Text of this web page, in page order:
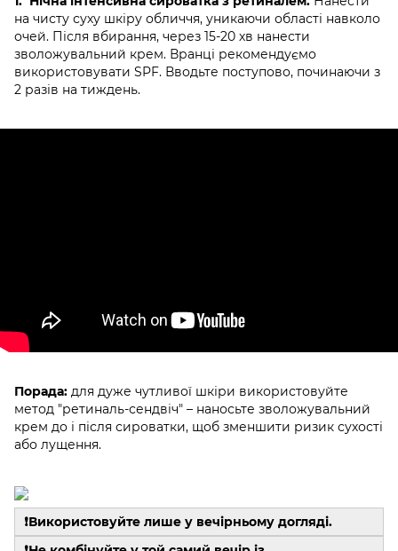
на чисту суху шкіру обличчя, уникаючи області навколо
очей. Після вбирання, через 15-20 хв нанести
зволожувальний крем. Вранці рекомендуємо
використовувати SPF. Вводьте поступово, починаючи з
2 разів на тиждень.
Порада: для дуже чутливої шкіри використовуйте
метод "ретиналь-сендвіч" – наносьте зволожувальний
крем до і після сироватки, щоб зменшити ризик сухості
або лущення.
❗️Використовуйте лише у вечірньому догляді.